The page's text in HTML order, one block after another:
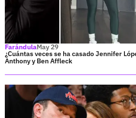
FarándulaMay 29
¿Cuántas veces se ha casado Jennifer
Anthony y Ben Affleck